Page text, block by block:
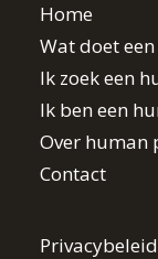
Home
Wat doet
Ik zoek een
Ik ben een
Over human
Contact
Privacybeleid